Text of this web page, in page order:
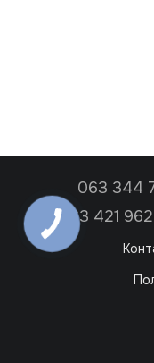
063 344
063 421